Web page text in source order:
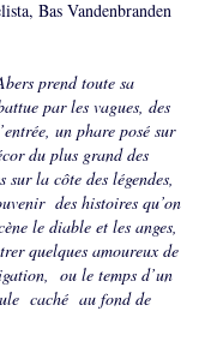
Bas Vandenbranden
prend toute sa
par les vagues, des
un phare posé sur
du plus grand des
la côte des légendes,
des histoires qu’on
le diable et les anges,
quelques amoureux de
ou le temps d’un
caché au fond de